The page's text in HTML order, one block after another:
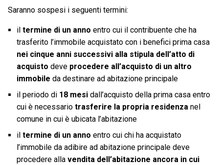
Saranno sospesi i seguenti termini:
il termine di un anno entro cui il contribuente che ha
trasferito l’immobile acquistato con i benefici prima casa
nei cinque anni successivi alla stipula dell’atto di
acquisto deve procedere all’acquisto di un altro
immobile da destinare ad abitazione principale
il periodo di 18 mesidall’acquisto della prima casa entro
cui è necessario trasferire la propria residenzanel
comune in cui è ubicata l’abitazione
il termine di un anno entro cui chi ha acquistato
l’immobile da adibire ad abitazione principale deve
procedere alla vendita dell’abitazione ancora in cui